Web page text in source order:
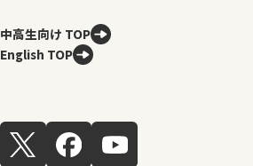
中高生向け TOP
English TOP